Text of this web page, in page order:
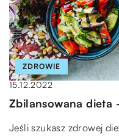
ZDROWIE
15.12.2022
Zbilansowana dieta
Jeśli szukasz zdrowej